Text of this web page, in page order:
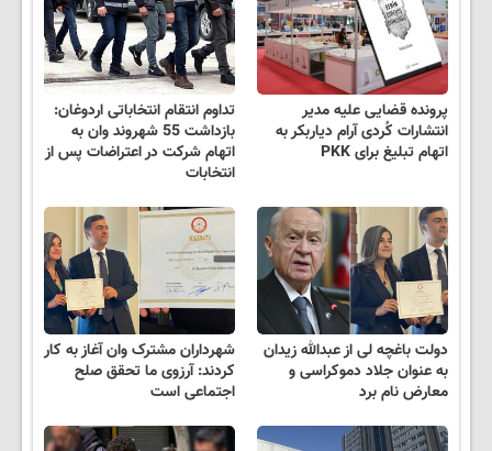
پرونده قضایی علیه مدیر
انتشارات کُردی آرام دیاربکر به
اتهام تبلیغ برای PKK
تداوم انتقام انتخاباتی اردوغان:
بازداشت 55 شهروند وان به
اتهام شرکت در اعتراضات پس از
انتخابات
دولت باغچه لی از عبدالله زیدان
به عنوان جلاد دموکراسی و
معارض نام برد
شهرداران مشترک وان آغاز به کار
کردند: آرزوی ما تحقق صلح
اجتماعی است